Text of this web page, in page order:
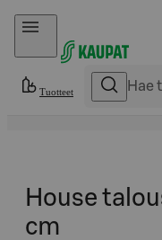
Hyppää sisältöön
Tuotteet
House
cm